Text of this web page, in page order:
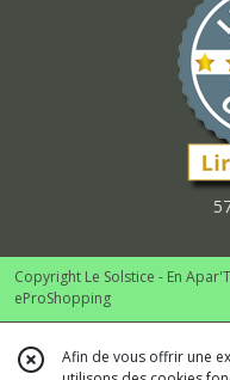
Copyright Le Solstice - En
eProShopping
Afin de vous offrir une